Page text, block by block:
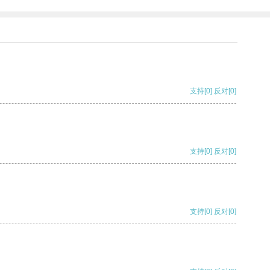
支持[0] 反对[0]
支持[0] 反对[0]
支持[0] 反对[0]